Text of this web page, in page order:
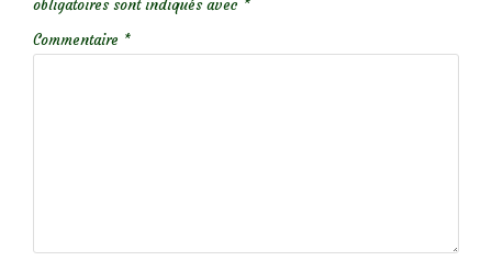
obligatoires sont indiqués avec *
Commentaire *